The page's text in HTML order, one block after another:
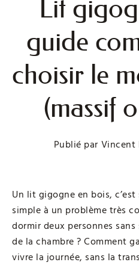
Lit
guide
choisir le
(massif
Publié par Vincent
Un lit gigogne en bois,
simple à un problème très
dormir deux personnes
de la chambre ? Comment
vivre la journée, sans la